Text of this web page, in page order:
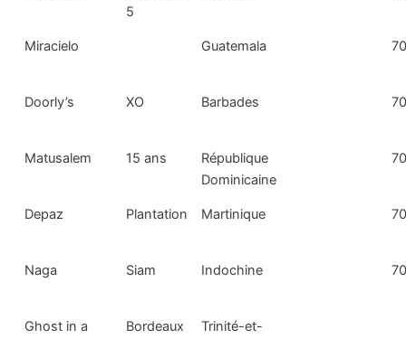
5
Miracielo Guatemala
Doorly’s XO Barbades
Matusalem 15 ans
République
Dominicaine
Depaz Plantation Martinique
Naga Siam Indochine
Ghost in a
Bordeaux
Trinité-et-